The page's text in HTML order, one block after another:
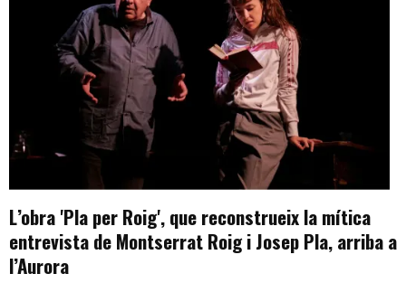
L’obra 'Pla per Roig', que reconstrueix la mítica
entrevista de Montserrat Roig i Josep Pla, arriba a
l’Aurora